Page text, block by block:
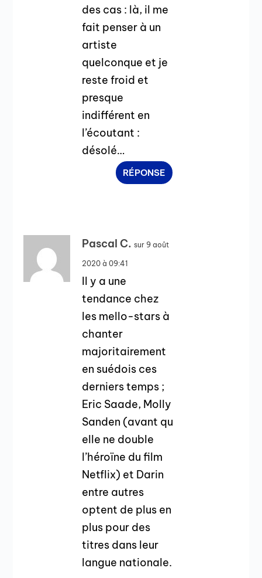
des cas : là, il me
fait penser à un
artiste
quelconque et je
reste froid et
presque
indifférent en
l’écoutant :
désolé…
RÉPONSE
Pascal C. sur 9 août
2020 à 09:41
Il y a une
tendance chez
les mello-stars à
chanter
majoritairement
en suédois ces
derniers temps ;
Eric Saade, Molly
Sanden (avant qu
elle ne double
l’héroïne du film
Netflix) et Darin
entre autres
optent de plus en
plus pour des
titres dans leur
langue nationale.